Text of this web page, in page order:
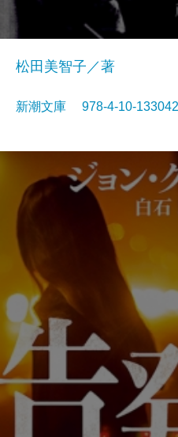
松田美智子／著
新潮文庫 978-4-10-